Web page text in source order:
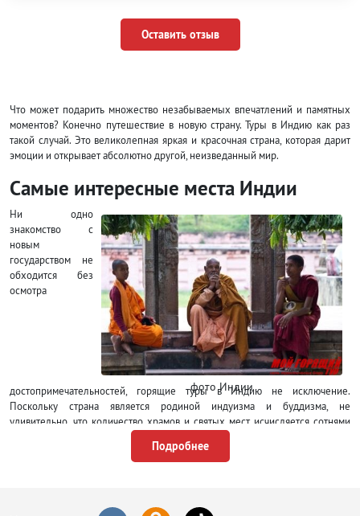
Оставить отзыв
Что может подарить множество незабываемых впечатлений и памятных
моментов? Конечно путешествие в новую страну. Туры в Индию как раз
такой случай. Это великолепная яркая и красочная страна, которая дарит
эмоции и открывает абсолютно другой, неизведанный мир.
Самые интересные места Индии
фото Индии
Ни одно
знакомство с
новым
государством не
обходится без
осмотра
достопримечательностей, горящие туры в Индию не исключение.
Поскольку страна является родиной индуизма и буддизма, не
удивительно, что количество храмов и святых мест исчисляется сотнями
тысячами, если верить статистическим данным, то их около миллиона.
Осмотреть их все на отдыхе в Индии невозможно, но самые значимые
Храмовый комплекс
Кхаджурахо;
Подробнее